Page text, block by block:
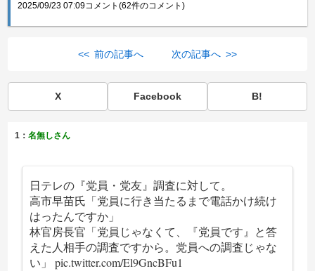
2025/09/23 07:09コメント(62件のコメント)
<< 前の記事へ 次の記事へ >>
X Facebook B!
1：名無しさん
日テレの『党員・党友』調査に対して。
高市早苗氏「党員に行き当たるまで電話かけ続け
はったんですか」
林官房長官「党員じゃなくて、『党員です』と答
えた人相手の調査ですから。党員への調査じゃな
い」pic.twitter.com/El9GncBFu1